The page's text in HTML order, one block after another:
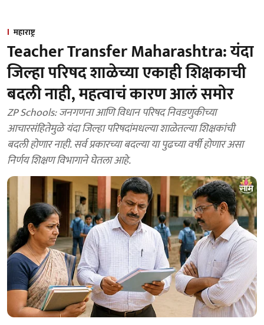
महाराष्ट्र
Teacher Transfer Maharashtra: यंदा
जिल्हा परिषद शाळेच्या एकाही शिक्षकाची
बदली नाही, महत्वाचं कारण आलं समोर
ZP Schools: जनगणना आणि विधान परिषद निवडणुकीच्या
आचारसंहितेमुळे यंदा जिल्हा परिषदांमधल्या शाळेतल्या शिक्षकांची
बदली होणार नाही. सर्व प्रकारच्या बदल्या या पुढच्या वर्षी होणार असा
निर्णय शिक्षण विभागाने घेतला आहे.